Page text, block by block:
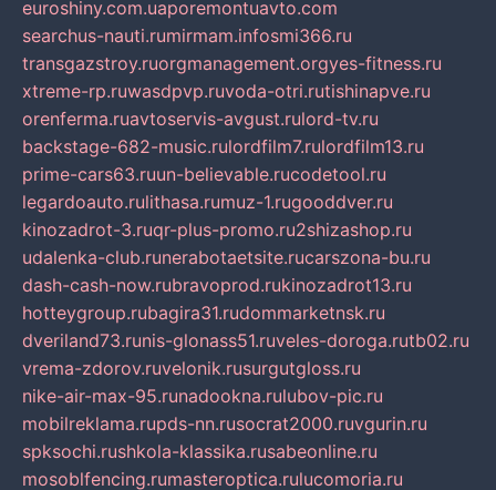
euroshiny.com.uaporemontuavto.com
searchus-nauti.rumirmam.infosmi366.ru
transgazstroy.ruorgmanagement.orgyes-fitness.ru
xtreme-rp.ruwasdpvp.ruvoda-otri.rutishinapve.ru
orenferma.ruavtoservis-avgust.rulord-tv.ru
backstage-682-music.rulordfilm7.rulordfilm13.ru
prime-cars63.ruun-believable.rucodetool.ru
legardoauto.rulithasa.rumuz-1.rugooddver.ru
kinozadrot-3.ruqr-plus-promo.ru2shizashop.ru
udalenka-club.runerabotaetsite.rucarszona-bu.ru
dash-cash-now.rubravoprod.rukinozadrot13.ru
hotteygroup.rubagira31.rudommarketnsk.ru
dveriland73.runis-glonass51.ruveles-doroga.rutb02.ru
vrema-zdorov.ruvelonik.rusurgutgloss.ru
nike-air-max-95.runadookna.rulubov-pic.ru
mobilreklama.rupds-nn.rusocrat2000.ruvgurin.ru
spksochi.rushkola-klassika.rusabeonline.ru
mosoblfencing.rumasteroptica.rulucomoria.ru